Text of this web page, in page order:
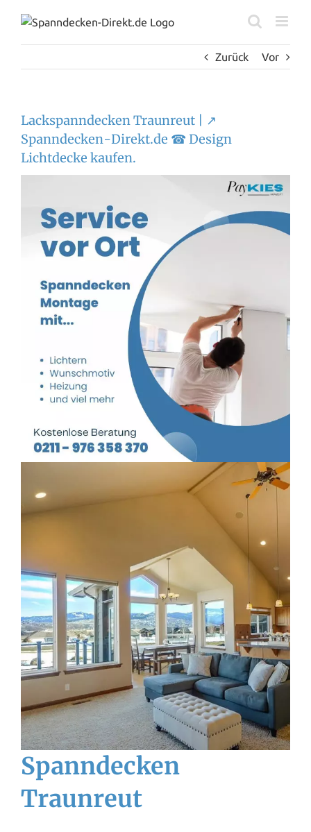
Inhalt
Zurück
Vor
Lackspanndecken Traunreut | ↗️
Spanndecken-Direkt.de ☎ Design
Lichtdecke kaufen.
Spanndecken
Traunreut